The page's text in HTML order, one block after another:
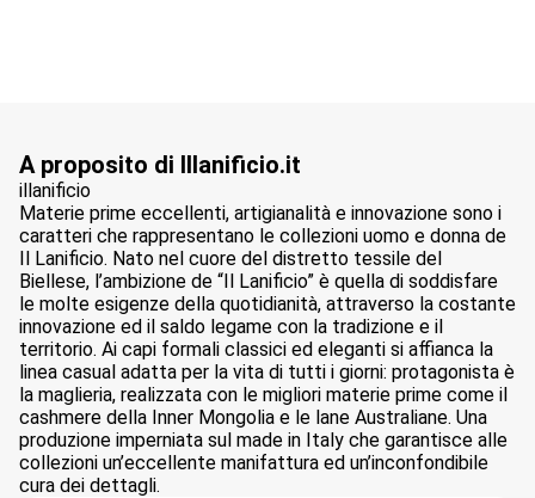
A proposito di Illanificio.it
illanificio
Materie prime eccellenti, artigianalità e innovazione sono i
caratteri che rappresentano le collezioni uomo e donna de
Il Lanificio. Nato nel cuore del distretto tessile del
Biellese, l’ambizione de “Il Lanificio” è quella di soddisfare
le molte esigenze della quotidianità, attraverso la costante
innovazione ed il saldo legame con la tradizione e il
territorio. Ai capi formali classici ed eleganti si affianca la
linea casual adatta per la vita di tutti i giorni: protagonista è
la maglieria, realizzata con le migliori materie prime come il
cashmere della Inner Mongolia e le lane Australiane. Una
produzione imperniata sul made in Italy che garantisce alle
collezioni un’eccellente manifattura ed un’inconfondibile
cura dei dettagli.